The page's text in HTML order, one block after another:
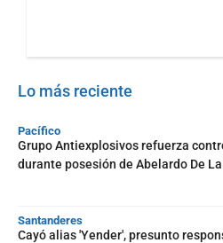
Lo más reciente
Pacífico
Grupo Antiexplosivos refuerza
durante posesión de Abelardo De
Santanderes
Cayó alias 'Yender', presunto